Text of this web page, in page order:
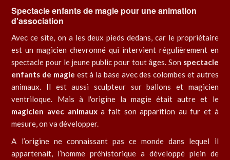
Spectacle enfants de magie pour une animation
d'association
Avec ce site, on a les deux pieds dedans, car le propriétaire
est un magicien chevronné qui intervient régulièrement en
spectacle pour le jeune public pour tout âges. Son spectacle
enfants de magie est à la base avec des colombes et autres
animaux. Il est aussi sculpteur sur ballons et magicien
ventriloque. Mais à l'origine la magie était autre et le
magicien avec animauxa fait son apparition au fur et à
mesure, on va développer.
A l’origine ne connaissant pas ce monde dans lequel il
appartenait, l’homme préhistorique a développé plein de